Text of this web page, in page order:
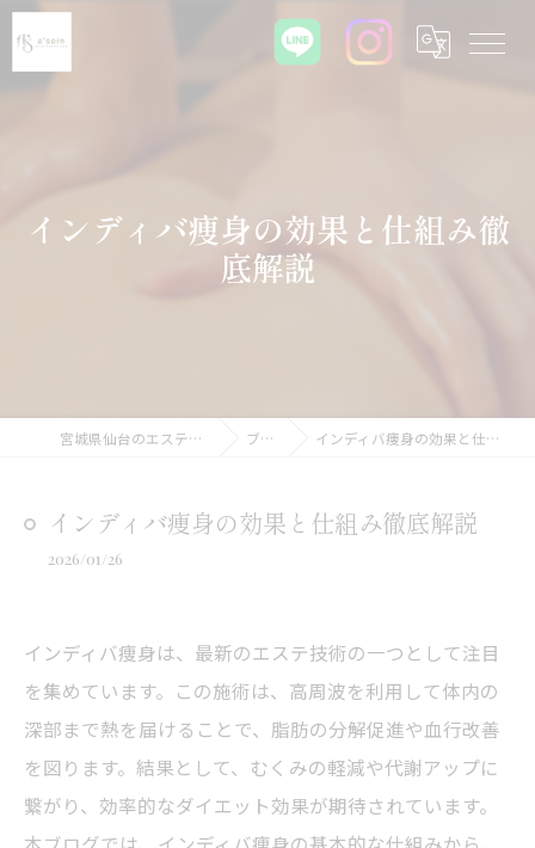
インディバ痩身の効果と仕組み徹
底解説
宮城県仙台のエステならa'soin ブログ インディバ痩身の効果と仕組み徹底解説
インディバ痩身の効果と仕組み徹底解説
2026/01/26
インディバ痩身は、最新のエステ技術の一つとして注目
を集めています。この施術は、高周波を利用して体内の
深部まで熱を届けることで、脂肪の分解促進や血行改善
を図ります。結果として、むくみの軽減や代謝アップに
繋がり、効率的なダイエット効果が期待されています。